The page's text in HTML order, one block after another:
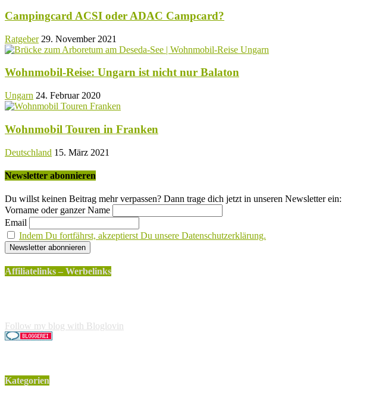
Campingcard ACSI oder ADAC Campcard?
Ratgeber 29. November 2021
Wohnmobil-Reise: Ungarn ist nicht nur Balaton
Ungarn 24. Februar 2020
Wohnmobil Touren in Franken
Deutschland 15. März 2021
Newsletter abonnieren
Du willst keinen Beitrag mehr verpassen? Dann trage dich jetzt in unseren Newsletter ein:
Vorname oder ganzer Name
Email
Indem Du fortfährst, akzeptierst Du unsere Datenschutzerklärung.
Affiliatelinks – Werbelinks
Follow my blog with Bloglovin
Kategorien